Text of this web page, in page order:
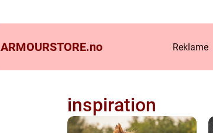
ARMOURSTORE.no Reklame
inspiration